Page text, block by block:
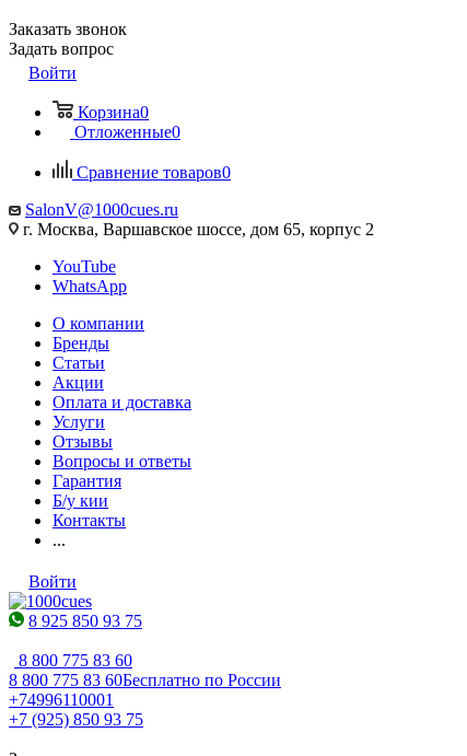
Заказать звонок
Задать вопрос
Войти
Корзина0
Отложенные0
Сравнение товаров0
SalonV@1000cues.ru
г. Москва, Варшавское шоссе, дом 65, корпус 2
YouTube
WhatsApp
О компании
Бренды
Статьи
Акции
Оплата и доставка
Услуги
Отзывы
Вопросы и ответы
Гарантия
Б/у кии
Контакты
...
Войти
8 925 850 93 75
8 800 775 83 60
8 800 775 83 60Бесплатно по России
+74996110001
+7 (925) 850 93 75